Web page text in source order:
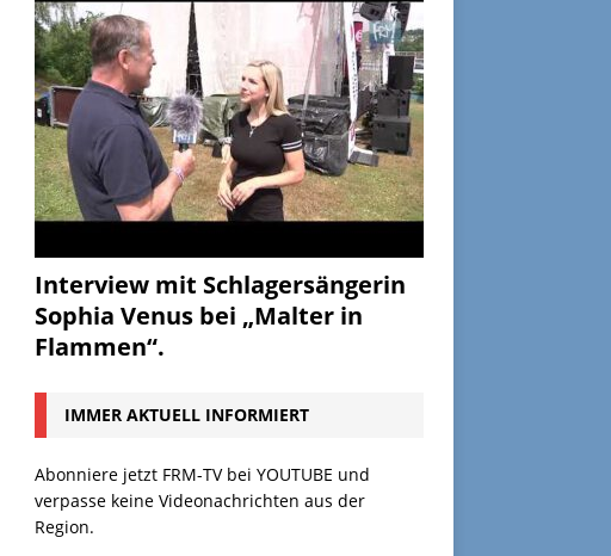
Interview mit Schlagersängerin
Sophia Venus bei „Malter in
Flammen“.
IMMER AKTUELL INFORMIERT
Abonniere jetzt FRM-TV bei YOUTUBE und
verpasse keine Videonachrichten aus der
Region.